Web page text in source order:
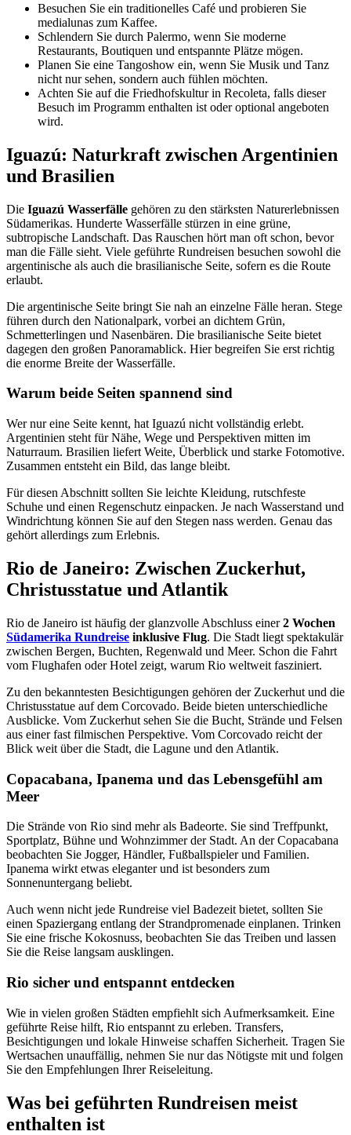
Besuchen Sie ein traditionelles Café und probieren Sie
medialunas zum Kaffee.
Schlendern Sie durch Palermo, wenn Sie moderne
Restaurants, Boutiquen und entspannte Plätze mögen.
Planen Sie eine Tangoshow ein, wenn Sie Musik und Tanz
nicht nur sehen, sondern auch fühlen möchten.
Achten Sie auf die Friedhofskultur in Recoleta, falls dieser
Besuch im Programm enthalten ist oder optional angeboten
wird.
Iguazú: Naturkraft zwischen Argentinien
und Brasilien
Die Iguazú Wasserfälle gehören zu den stärksten Naturerlebnissen
Südamerikas. Hunderte Wasserfälle stürzen in eine grüne,
subtropische Landschaft. Das Rauschen hört man oft schon, bevor
man die Fälle sieht. Viele geführte Rundreisen besuchen sowohl die
argentinische als auch die brasilianische Seite, sofern es die Route
erlaubt.
Die argentinische Seite bringt Sie nah an einzelne Fälle heran. Stege
führen durch den Nationalpark, vorbei an dichtem Grün,
Schmetterlingen und Nasenbären. Die brasilianische Seite bietet
dagegen den großen Panoramablick. Hier begreifen Sie erst richtig
die enorme Breite der Wasserfälle.
Warum beide Seiten spannend sind
Wer nur eine Seite kennt, hat Iguazú nicht vollständig erlebt.
Argentinien steht für Nähe, Wege und Perspektiven mitten im
Naturraum. Brasilien liefert Weite, Überblick und starke Fotomotive.
Zusammen entsteht ein Bild, das lange bleibt.
Für diesen Abschnitt sollten Sie leichte Kleidung, rutschfeste
Schuhe und einen Regenschutz einpacken. Je nach Wasserstand und
Windrichtung können Sie auf den Stegen nass werden. Genau das
gehört allerdings zum Erlebnis.
Rio de Janeiro: Zwischen Zuckerhut,
Christusstatue und Atlantik
Rio de Janeiro ist häufig der glanzvolle Abschluss einer2 Wochen
Südamerika Rundreise inklusive Flug. Die Stadt liegt spektakulär
zwischen Bergen, Buchten, Regenwald und Meer. Schon die Fahrt
vom Flughafen oder Hotel zeigt, warum Rio weltweit fasziniert.
Zu den bekanntesten Besichtigungen gehören der Zuckerhut und die
Christusstatue auf dem Corcovado. Beide bieten unterschiedliche
Ausblicke. Vom Zuckerhut sehen Sie die Bucht, Strände und Felsen
aus einer fast filmischen Perspektive. Vom Corcovado reicht der
Blick weit über die Stadt, die Lagune und den Atlantik.
Copacabana, Ipanema und das Lebensgefühl am
Meer
Die Strände von Rio sind mehr als Badeorte. Sie sind Treffpunkt,
Sportplatz, Bühne und Wohnzimmer der Stadt. An der Copacabana
beobachten Sie Jogger, Händler, Fußballspieler und Familien.
Ipanema wirkt etwas eleganter und ist besonders zum
Sonnenuntergang beliebt.
Auch wenn nicht jede Rundreise viel Badezeit bietet, sollten Sie
einen Spaziergang entlang der Strandpromenade einplanen. Trinken
Sie eine frische Kokosnuss, beobachten Sie das Treiben und lassen
Sie die Reise langsam ausklingen.
Rio sicher und entspannt entdecken
Wie in vielen großen Städten empfiehlt sich Aufmerksamkeit. Eine
geführte Reise hilft, Rio entspannt zu erleben. Transfers,
Besichtigungen und lokale Hinweise schaffen Sicherheit. Tragen Sie
Wertsachen unauffällig, nehmen Sie nur das Nötigste mit und folgen
Sie den Empfehlungen Ihrer Reiseleitung.
Was bei geführten Rundreisen meist
enthalten ist